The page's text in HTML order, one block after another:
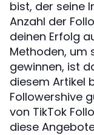
bist, der seine
Anzahl der
deinen Erfolg
Methoden, um
gewinnen, ist
diesem Artikel
Followershive
von TikTok
diese